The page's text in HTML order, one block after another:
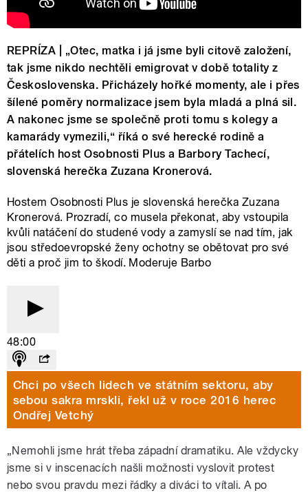
REPRÍZA | „Otec, matka i já jsme byli citově založení,
tak jsme nikdo nechtěli emigrovat v době totality z
Československa. Přicházely hořké momenty, ale i přes
šílené poměry normalizace jsem byla mladá a plná sil.
A nakonec jsme se společně proti tomu s kolegy a
kamarády vymezili,“ říká o své herecké rodině a
přátelích host Osobnosti Plus a Barbory Tachecí,
slovenská herečka Zuzana Kronerová.
Hostem Osobnosti Plus je slovenská herečka Zuzana
Kronerová. Prozradí, co musela překonat, aby vstoupila
kvůli natáčení do studené vody a zamyslí se nad tím, jak
jsou středoevropské ženy ochotny se obětovat pro své
děti a proč jim to škodí. Moderuje Barbo
48:00
Chci po všech lidech ve státním sektoru, aby
sebou sakra mrskli, řekl už v roce 2016 herec
Ondřej Vetchý
„Nemohli jsme hrát třeba západní dramatiku. Ale vždycky
jsme si v inscenacích našli možnosti vyslovit protest
nebo svou pravdu mezi řádky a diváci to vítali. A po